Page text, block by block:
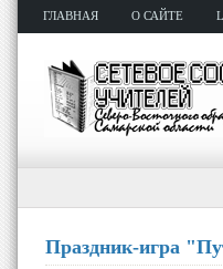
ГЛАВНАЯ О САЙТЕ
Праздник-игра